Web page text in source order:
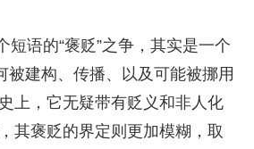
短语的“褒贬”之争，其实是一个
被建构、传播、以及可能被挪用
上，它无疑带有贬义和非人化
其褒贬的界定则更加模糊，取